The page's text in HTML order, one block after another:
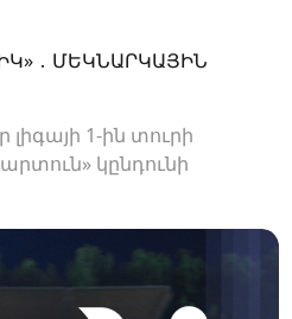
․ ՄԵԿՆԱՐԿԱՅԻՆ
1-ին տուրի
կընդունի